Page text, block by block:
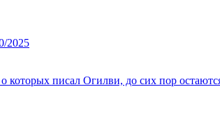
2025
которых писал Огилви, до сих пор